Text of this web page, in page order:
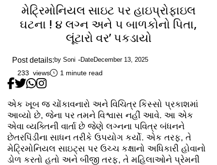
મેટ્રિમોનિયલ સાઇટ પર હાઇપ્રોફાઇલ
ઘટના ! ૪ લગ્ન અને ૫ બાળકોનો પિતા,
લૂંટારો વર’ પકડાયો
Post details: by Soni DateDecember 13, 2025
233 views 1 minute read
એક ખૂબ જ ચોંકાવનારો અને વિચિત્ર કિસ્સો પ્રકાશમાં
આવ્યો છે, જેના પર તમને વિશ્વાસ નહીં આવે. આ એક
એવા વ્યક્તિની વાર્તા છે જેણે લગ્નના પવિત્ર બંધનને
છેતરપિંડીના સાધન તરીકે ઉપયોગ કર્યો. એક તરફ, તે
મેટ્રિમોનિયલ સાઇટ્સ પર ઉચ્ચ કક્ષાનો અધિકારી હોવાનો
ડોળ કરતો હતો અને બીજી તરફ, તે મહિલાઓને પ્રેમની